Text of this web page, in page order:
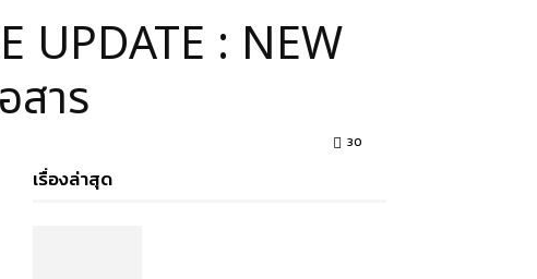
UPDATE : NEW
สาร
30
เรื่องล่าสุด